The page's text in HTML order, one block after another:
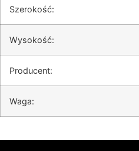
Szerokość:
Wysokość:
Producent:
Waga: